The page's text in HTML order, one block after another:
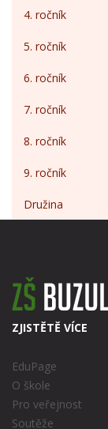
4. ročník
5. ročník
6. ročník
7. ročník
8. ročník
9. ročník
Družina
ZJISTĚTĚ VÍCE
EduPage
O škole
Pro veřejnost
Soutěže